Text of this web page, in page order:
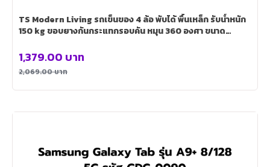
TS Modern Living รถเข็นของ 4 ล้อ พับได้ พื้นเหล็ก รับน้ำหนัก
150 kg ขอบยางกันกระแทกรอบคัน หมุน 360 องศา ขนาด
2,069.00บาท
1,379.00 บาท